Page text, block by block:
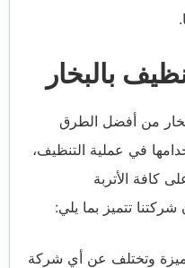
بالبخار
من أفضل الطرق
في عملية التنظيف،
كافة الأتربة
تتميز بما يلي:
وتختلف عن أي شركة